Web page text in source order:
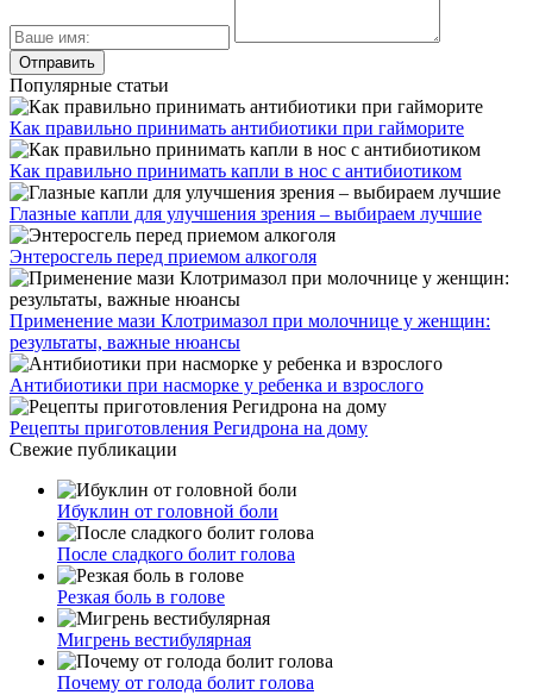
Популярные статьи
Как правильно принимать антибиотики при гайморите
Как правильно принимать капли в нос с антибиотиком
Глазные капли для улучшения зрения – выбираем лучшие
Энтеросгель перед приемом алкоголя
Применение мази Клотримазол при молочнице у женщин:
результаты, важные нюансы
Антибиотики при насморке у ребенка и взрослого
Рецепты приготовления Регидрона на дому
Свежие публикации
Ибуклин от головной боли
После сладкого болит голова
Резкая боль в голове
Мигрень вестибулярная
Почему от голода болит голова